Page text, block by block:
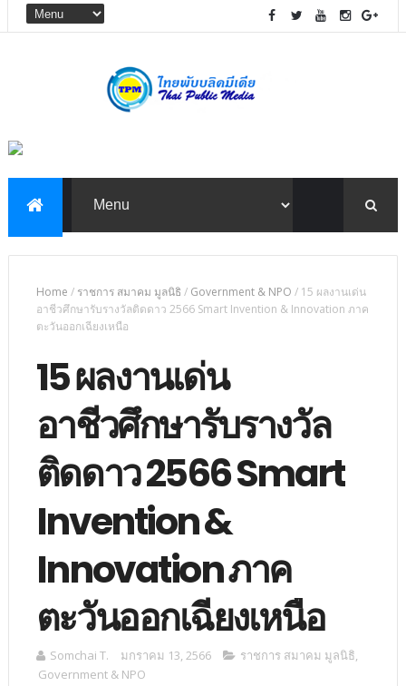
Home / ราชการ สมาคม มูลนิธิ / Government & NPO / 15 ผลงานเด่น
อาชีวศึกษารับรางวัลติดดาว 2566 Smart Invention & Innovation ภาค
ตะวันออกเฉียงเหนือ
15 ผลงานเด่น
อาชีวศึกษารับรางวัล
ติดดาว 2566 Smart
Invention &
Innovation ภาค
ตะวันออกเฉียงเหนือ
Somchai T. มกราคม 13, 2566 ราชการ สมาคม มูลนิธิ,
Government & NPO